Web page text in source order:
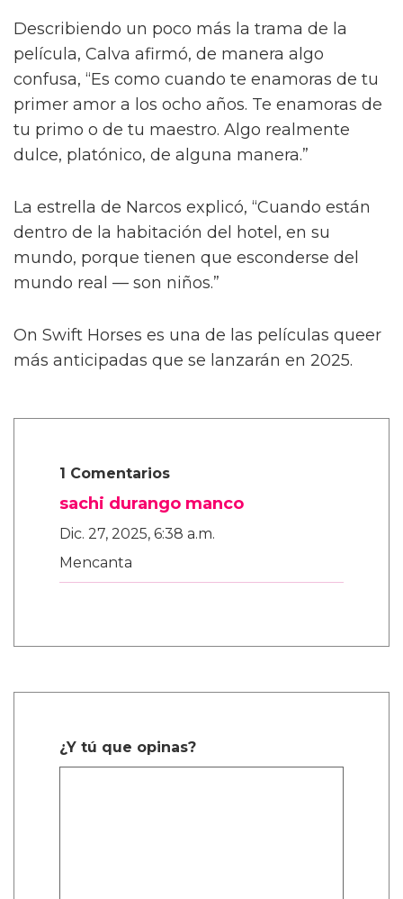
Describiendo un poco más la trama de la
película, Calva afirmó, de manera algo
confusa, “Es como cuando te enamoras de tu
primer amor a los ocho años. Te enamoras de
tu primo o de tu maestro. Algo realmente
dulce, platónico, de alguna manera.”
La estrella de Narcos explicó, “Cuando están
dentro de la habitación del hotel, en su
mundo, porque tienen que esconderse del
mundo real — son niños.”
On Swift Horses es una de las películas queer
más anticipadas que se lanzarán en 2025.
1 Comentarios
sachi durango manco
Dic. 27, 2025, 6:38 a.m.
Mencanta
¿Y tú que opinas?